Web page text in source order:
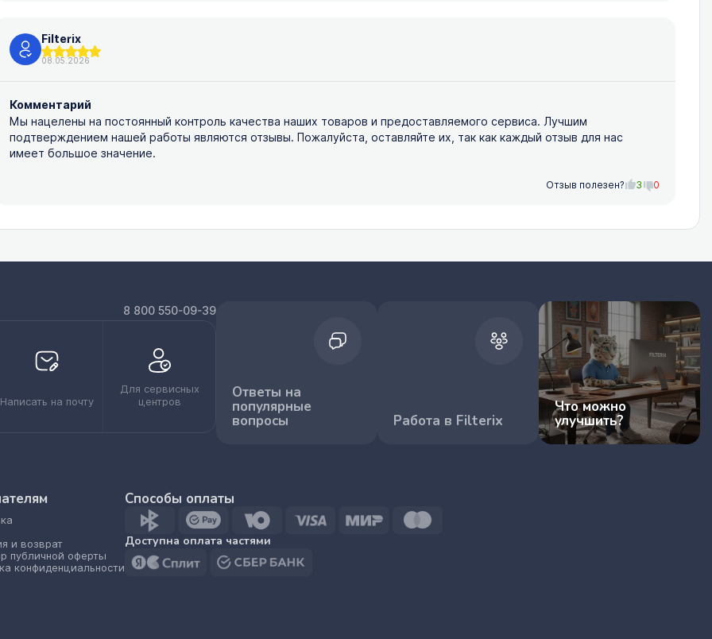
Filterix
08.05.2026
Комментарий
Мы нацелены на постоянный контроль качества наших товаров и предоставляемого сервиса. Лучшим
подтверждением нашей работы являются отзывы. Пожалуйста, оставляйте их, так как каждый отзыв для нас
имеет большое значение.
Отзыв полезен? 3 0
8 800 550-09-39
Написать на почту
Для сервисных
центров
Ответы на
популярные
вопросы Работа в Filterix
Что можно
улучшить?
и возврат
публичной оферты
конфиденциальности
Способы оплаты
Доступна оплата частями